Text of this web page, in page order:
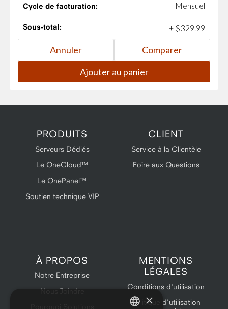
Cycle de facturation: Mensuel
Sous-total: + $329.99
PRODUITS
Serveurs Dédiés
Le OneCloud™
Le OnePanel™
Soutien technique VIP
CLIENT
Service à la Clientèle
Foire aux Questions
À PROPOS
Notre Entreprise
Nous Joindre
MENTIONS
LÉGALES
Conditions d'utilisation
Politique d'utilisation
×